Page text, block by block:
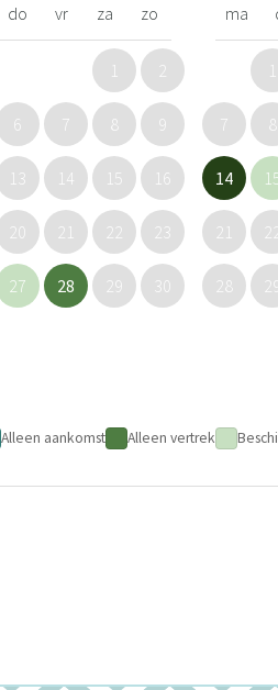
do vr za zo
1 2
6 7 8 9
13 14 15 16
20 21 22 23
27 28 29 30
ma
1
7 8
14
21
28
Alleen aankomst Alleen vertrek